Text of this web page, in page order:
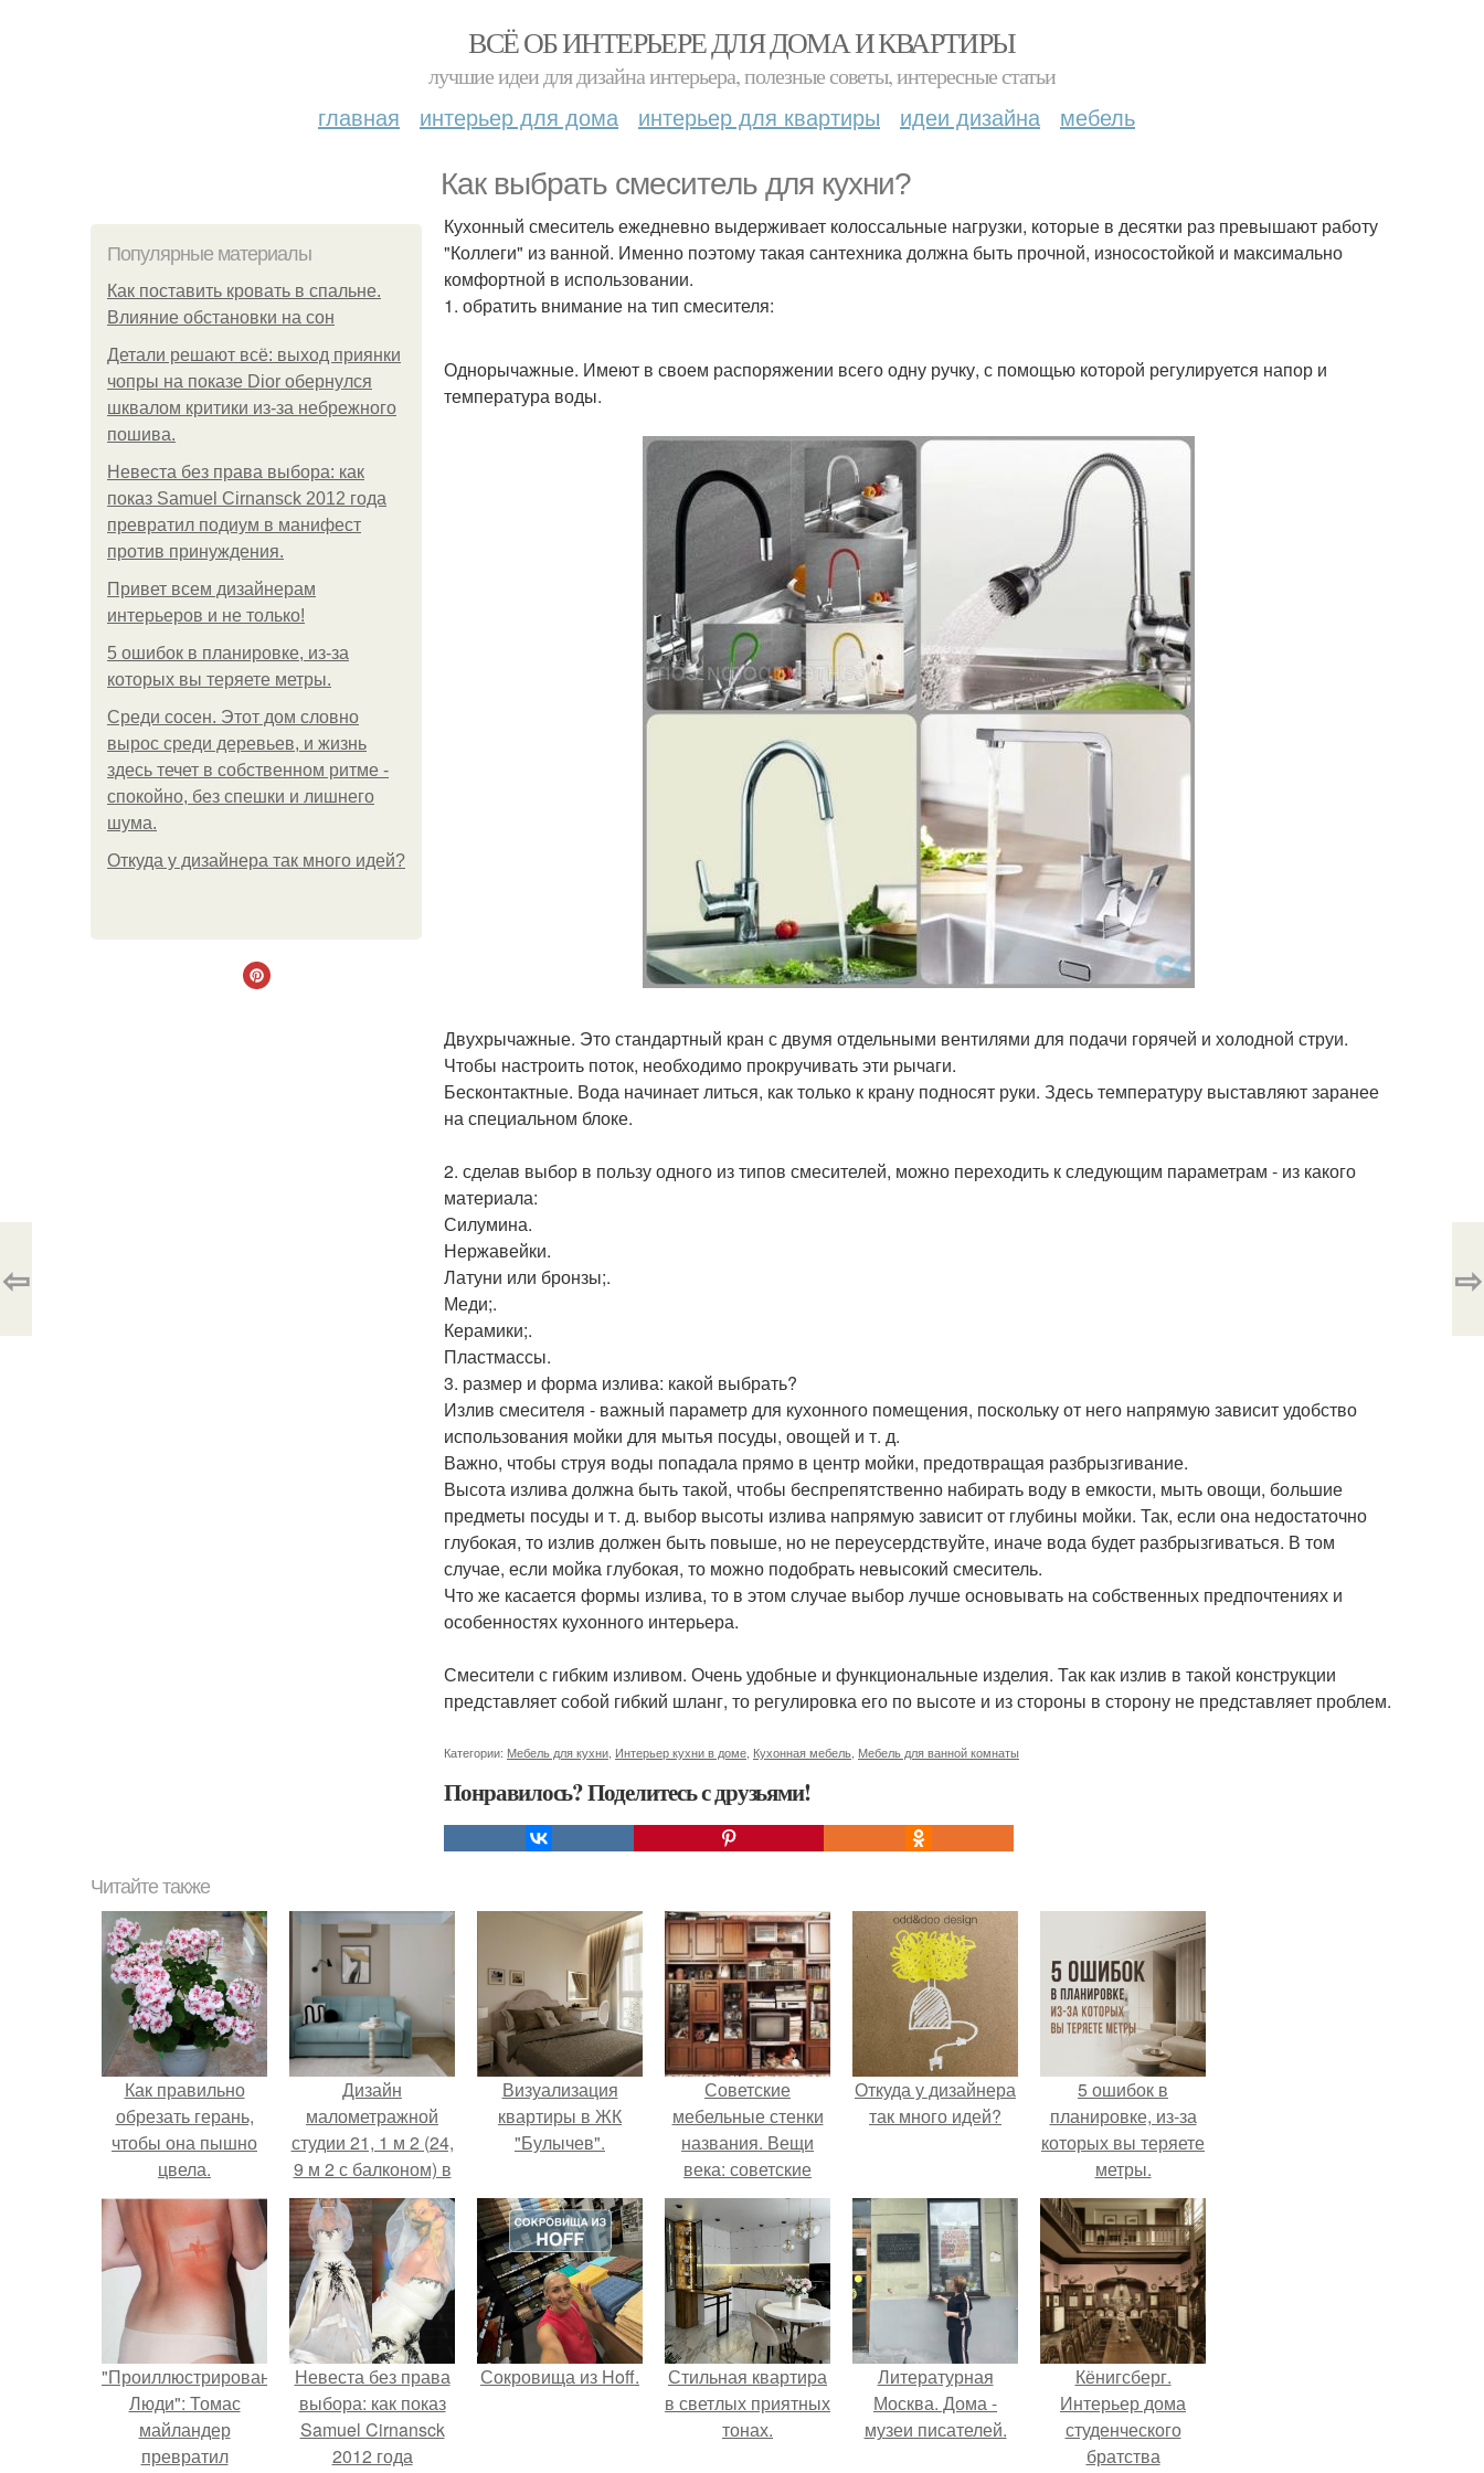
ВСЁ ОБ ИНТЕРЬЕРЕ ДЛЯ ДОМА И КВАРТИРЫ
лучшие идеи для дизайна интерьера, полезные советы, интересные статьи
главная интерьер для дома интерьер для квартиры идеи дизайна мебель
Как выбрать смеситель для кухни?
Популярные материалы
Как поставить кровать в спальне.
Влияние обстановки на сон
Детали решают всё: выход приянки
чопры на показе Dior обернулся
шквалом критики из-за небрежного
пошива.
Невеста без права выбора: как
показ Samuel Cirnansck 2012 года
превратил подиум в манифест
против принуждения.
Привет всем дизайнерам
интерьеров и не только!
5 ошибок в планировке, из-за
которых вы теряете метры.
Среди сосен. Этот дом словно
вырос среди деревьев, и жизнь
здесь течет в собственном ритме -
спокойно, без спешки и лишнего
шума.
Откуда у дизайнера так много идей?
Кухонный смеситель ежедневно выдерживает колоссальные нагрузки, которые в десятки раз превышают работу
"Коллеги" из ванной. Именно поэтому такая сантехника должна быть прочной, износостойкой и максимально
комфортной в использовании.
1. обратить внимание на тип смесителя:
Однорычажные. Имеют в своем распоряжении всего одну ручку, с помощью которой регулируется напор и
температура воды.
Двухрычажные. Это стандартный кран с двумя отдельными вентилями для подачи горячей и холодной струи.
Чтобы настроить поток, необходимо прокручивать эти рычаги.
Бесконтактные. Вода начинает литься, как только к крану подносят руки. Здесь температуру выставляют заранее
на специальном блоке.
2. сделав выбор в пользу одного из типов смесителей, можно переходить к следующим параметрам - из какого
материала:
Силумина.
Нержавейки.
Латуни или бронзы;.
Меди;.
Керамики;.
Пластмассы.
3. размер и форма излива: какой выбрать?
Излив смесителя - важный параметр для кухонного помещения, поскольку от него напрямую зависит удобство
использования мойки для мытья посуды, овощей и т. д.
Важно, чтобы струя воды попадала прямо в центр мойки, предотвращая разбрызгивание.
Высота излива должна быть такой, чтобы беспрепятственно набирать воду в емкости, мыть овощи, большие
предметы посуды и т. д. выбор высоты излива напрямую зависит от глубины мойки. Так, если она недостаточно
глубокая, то излив должен быть повыше, но не переусердствуйте, иначе вода будет разбрызгиваться. В том
случае, если мойка глубокая, то можно подобрать невысокий смеситель.
Что же касается формы излива, то в этом случае выбор лучше основывать на собственных предпочтениях и
особенностях кухонного интерьера.
Смесители с гибким изливом. Очень удобные и функциональные изделия. Так как излив в такой конструкции
представляет собой гибкий шланг, то регулировка его по высоте и из стороны в сторону не представляет проблем.
Категории: Мебель для кухни Интерьер кухни в доме Кухонная мебель Мебель для ванной комнаты
Понравилось? Поделитесь с друзьями!
⇦ ⇨
Читайте также
Как правильно
обрезать герань,
чтобы она пышно
цвела.
Дизайн
малометражной
студии 21, 1 м 2 (24,
9 м 2 с балконом) в
Краснодаре.
Визуализация
квартиры в ЖК
"Булычев".
Советские
мебельные стенки
названия. Вещи
века: советские
стенки 80-х.
Откуда у дизайнера
так много идей?
5 ошибок в
планировке, из-за
которых вы теряете
метры.
"Проиллюстрированные
Люди": Томас
майландер
превратил
Невеста без права
выбора: как показ
Samuel Cirnansck
2012 года
Сокровища из Hoff.
Стильная квартира
в светлых приятных
тонах.
Литературная
Москва. Дома -
музеи писателей.
Кёнигсберг.
Интерьер дома
студенческого
братства